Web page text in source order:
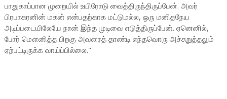
பாதுகாப்பான முறையில் உயிரோடு வைத்திருந்திருப்பேன். அவர்
பிரபாகரனின் மகன் என்பதற்காக மட்டுமல்ல, ஒரு மனிதநேய
அடிப்படையிலேயே நான் இந்த முடிவை எடுத்திருப்பேன். ஏனெனில்,
போர் மௌனித்த பிறகு அவரைத் தாண்டி எந்தவொரு அச்சுறுத்தலும்
ஏற்பட்டிருக்க வாய்ப்பில்லை."